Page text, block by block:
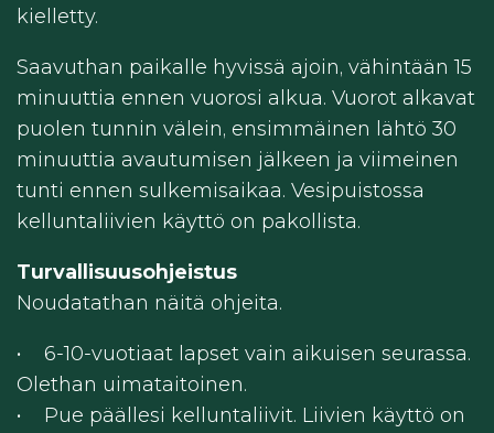
kielletty.
Saavuthan paikalle hyvissä ajoin, vähintään 15
minuuttia ennen vuorosi alkua. Vuorot alkavat
puolen tunnin välein, ensimmäinen lähtö 30
minuuttia avautumisen jälkeen ja viimeinen
tunti ennen sulkemisaikaa. Vesipuistossa
kelluntaliivien käyttö on pakollista.
Turvallisuusohjeistus
Noudatathan näitä ohjeita.
• 6-10-vuotiaat lapset vain aikuisen seurassa.
Olethan uimataitoinen.
• Pue päällesi kelluntaliivit. Liivien käyttö on